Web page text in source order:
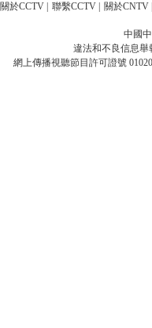
關於CCTV 聯繫CCTV 關於CNTV
中國
違法和不良信息舉
網上傳播視聽節目許可證號